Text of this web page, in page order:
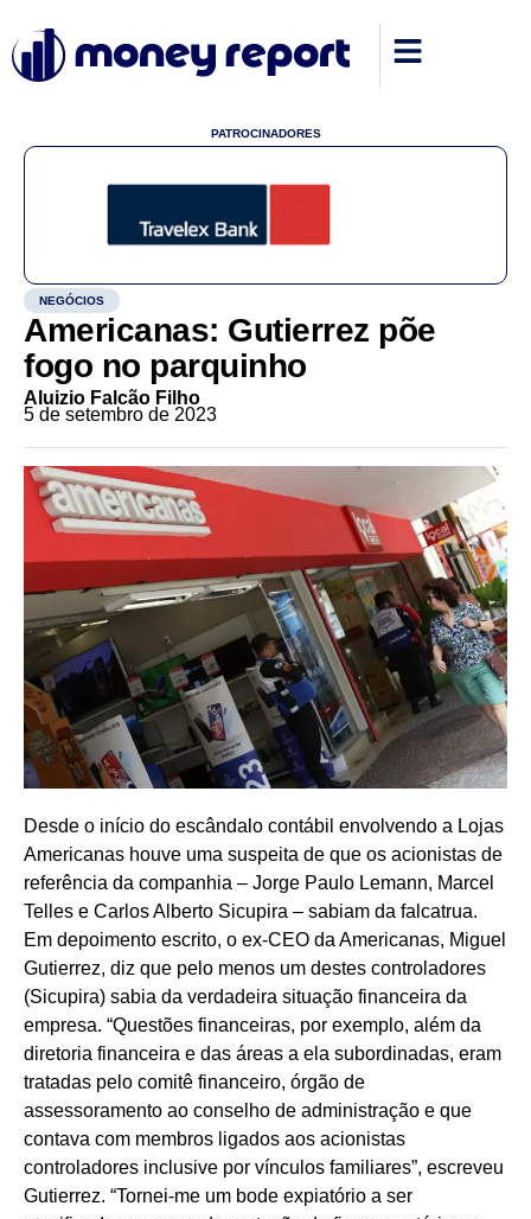
PATROCINADORES
NEGÓCIOS
Americanas: Gutierrez põe
fogo no parquinho
Aluizio Falcão Filho
5 de setembro de 2023
Desde o início do escândalo contábil envolvendo a Lojas
Americanas houve uma suspeita de que os acionistas de
referência da companhia – Jorge Paulo Lemann, Marcel
Telles e Carlos Alberto Sicupira – sabiam da falcatrua.
Em depoimento escrito, o ex-CEO da Americanas, Miguel
Gutierrez, diz que pelo menos um destes controladores
(Sicupira) sabia da verdadeira situação financeira da
empresa. “Questões financeiras, por exemplo, além da
diretoria financeira e das áreas a ela subordinadas, eram
tratadas pelo comitê financeiro, órgão de
assessoramento ao conselho de administração e que
contava com membros ligados aos acionistas
controladores inclusive por vínculos familiares”, escreveu
Gutierrez. “Tornei-me um bode expiatório a ser